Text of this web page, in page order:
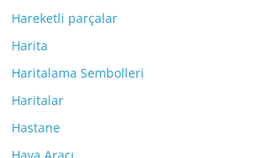
Hareketli parçalar
Harita
Haritalama Sembolleri
Haritalar
Hastane